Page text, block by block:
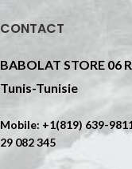
CONTACT
BABOLAT STORE 06
Tunis-Tunisie
Mobile: +1(819) 639-
29 082 345